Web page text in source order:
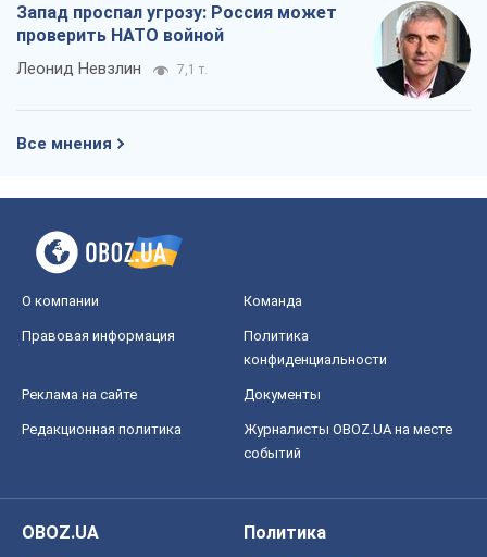
Запад проспал угрозу: Россия может
проверить НАТО войной
Леонид Невзлин 7,1 т.
Все мнения
О компании Команда
Правовая информация
Политика
конфиденциальности
Реклама на сайте Документы
Редакционная политика
Журналисты OBOZ.UA на месте
событий
OBOZ.UA
Политика